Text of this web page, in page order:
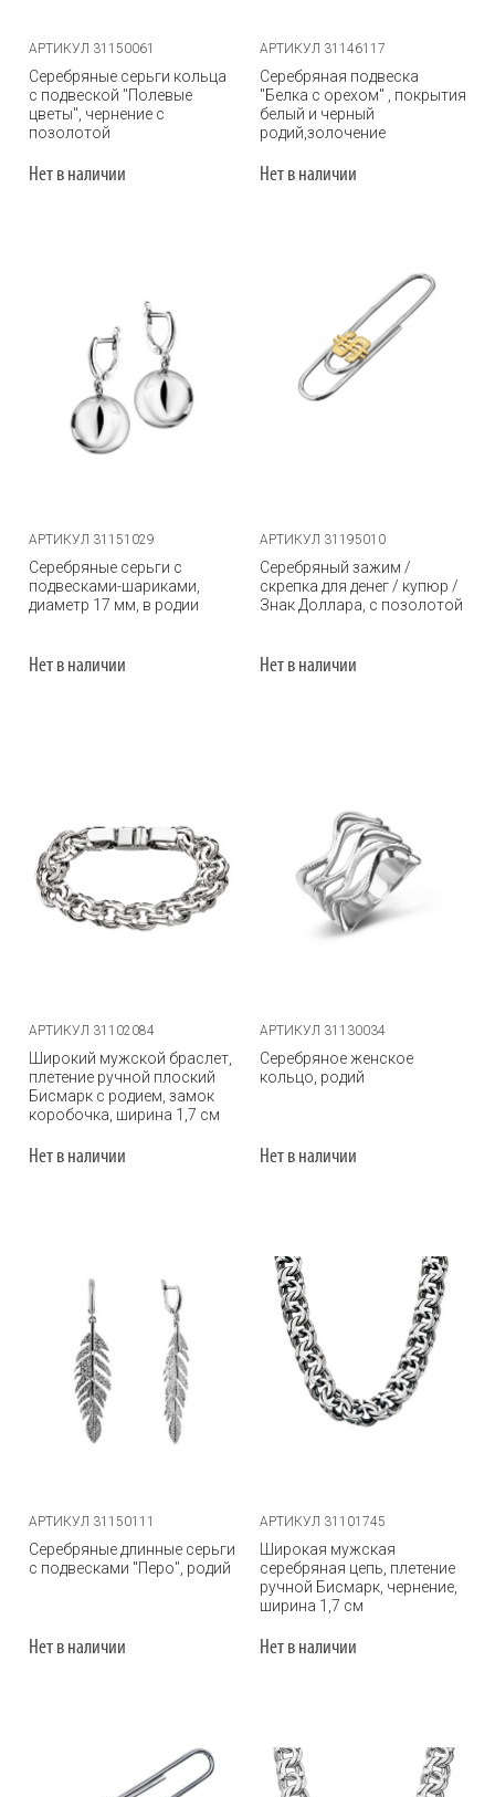
АРТИКУЛ 31150061
Серебряные серьги кольца
с подвеской "Полевые
цветы", чернение с
позолотой
Нет в наличии
АРТИКУЛ 31146117
Серебряная подвеска
"Белка с орехом" , покрытия
белый и черный
родий,золочение
Нет в наличии
АРТИКУЛ 31151029
Серебряные серьги с
подвесками-шариками,
диаметр 17 мм, в родии
Нет в наличии
АРТИКУЛ 31195010
Серебряный зажим /
скрепка для денег / купюр /
Знак Доллара, с позолотой
Нет в наличии
АРТИКУЛ 31102084
Широкий мужской браслет,
плетение ручной плоский
Бисмарк с родием, замок
коробочка, ширина 1,7 см
Нет в наличии
АРТИКУЛ 31130034
Серебряное женское
кольцо, родий
Нет в наличии
АРТИКУЛ 31150111
Серебряные длинные серьги
с подвесками "Перо", родий
Нет в наличии
АРТИКУЛ 31101745
Широкая мужская
серебряная цепь, плетение
ручной Бисмарк, чернение,
ширина 1,7 см
Нет в наличии